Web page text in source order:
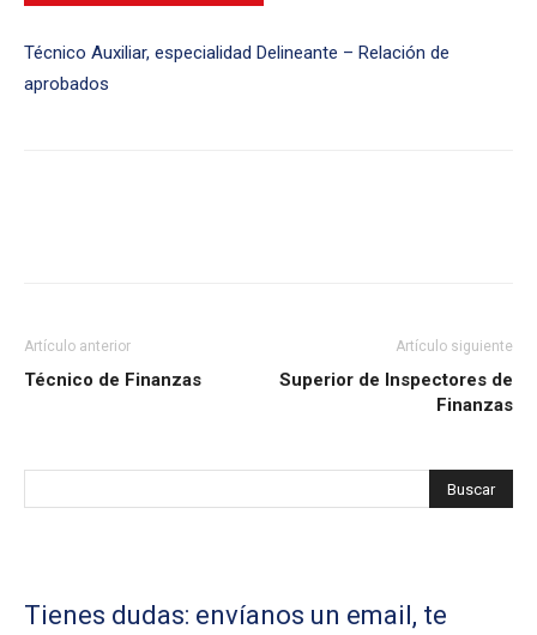
Técnico Auxiliar, especialidad Delineante – Relación de
aprobados
Artículo anterior
Técnico de Finanzas
Artículo siguiente
Superior de Inspectores de
Finanzas
Tienes dudas: envíanos un email, te